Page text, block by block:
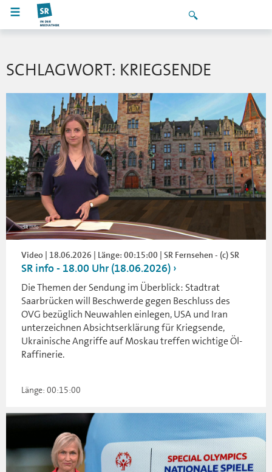
SCHLAGWORT: KRIEGSENDE
Video | 18.06.2026 | Länge: 00:15:00 | SR Fernsehen - (c) SR
SR info - 18.00 Uhr (18.06.2026)
Die Themen der Sendung im Überblick: Stadtrat
Saarbrücken will Beschwerde gegen Beschluss des
OVG bezüglich Neuwahlen einlegen, USA und Iran
unterzeichnen Absichtserklärung für Kriegsende,
Ukrainische Angriffe auf Moskau treffen wichtige Öl-
Raffinerie.
Länge: 00:15:00